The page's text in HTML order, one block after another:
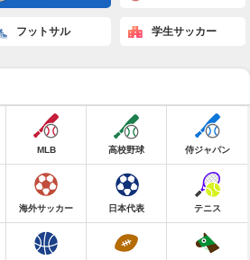
フットサル 学生サッカー
MLB 高校野球 侍ジャパン
海外サッカー 日本代表 テニス